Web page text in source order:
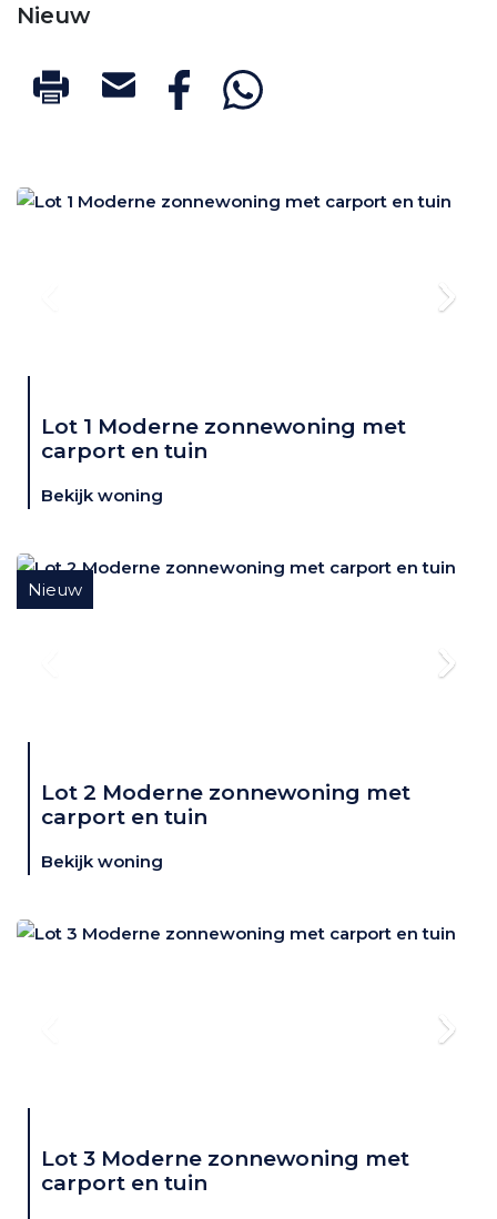
Nieuw
Lot 1 Moderne zonnewoning met
carport en tuin
Bekijk woning
Nieuw
Lot 2 Moderne zonnewoning met
carport en tuin
Bekijk woning
Lot 3 Moderne zonnewoning met
carport en tuin